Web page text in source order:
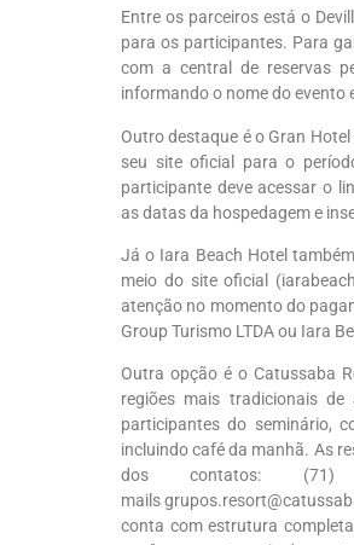
Entre os parceiros está o
para os participantes. Para
com a central de reservas
informando o nome do evento
Outro destaque é o Gran
seu site oficial para o
participante deve acessar o
as datas da hospedagem e
Já o Iara Beach Hotel
meio do site oficial
atenção no momento do
Group Turismo LTDA ou Iara
Outra opção é o Catussaba
regiões mais tradicionais de
participantes do seminário,
incluindo café da manhã. As
dos contatos:
mails
conta com estrutura